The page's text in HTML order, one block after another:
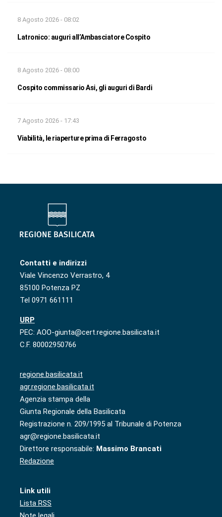
8 Agosto 2026 - 08:02
Latronico: auguri all’Ambasciatore Cospito
8 Agosto 2026 - 08:00
Cospito commissario Asi, gli auguri di Bardi
7 Agosto 2026 - 17:43
Viabilità, le riaperture prima di Ferragosto
Contatti e indirizzi
Viale Vincenzo Verrastro, 4
85100 Potenza PZ
Tel 0971 661111
URP
PEC: AOO-giunta@cert.regione.basilicata.it
C.F. 80002950766
regione.basilicata.it
agr.regione.basilicata.it
Agenzia stampa della
Giunta Regionale della Basilicata
Registrazione n. 209/1995 al Tribunale di Potenza
agr@regione.basilicata.it
Direttore responsabile: Massimo Brancati
Redazione
Link utili
Lista RSS